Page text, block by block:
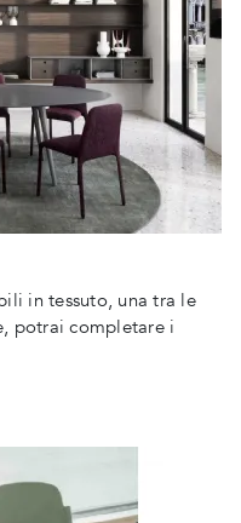
in tessuto, una tra le
potrai completare i